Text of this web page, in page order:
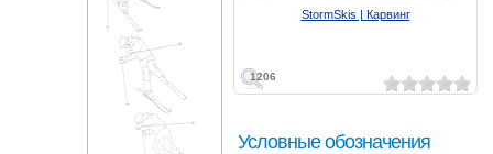
1206
StormSkis | Карвинг
Условные обозначения